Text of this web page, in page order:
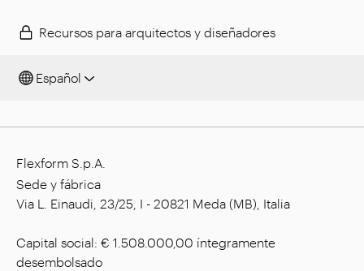
Recursos para arquitectos y diseñadores
Español
Flexform S.p.A.
Sede y fábrica
Via L. Einaudi, 23/25, I - 20821 Meda (MB), Italia
Capital social: € 1.508.000,00 íntegramente
desembolsado